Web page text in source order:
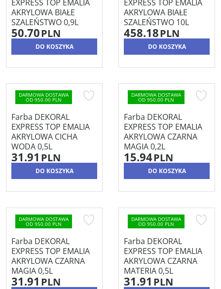
EXPRESS TOP EMALIA
AKRYLOWA BIAŁE
SZALEŃSTWO 0,9L
50.70PLN
DO KOSZYKA
EXPRESS TOP EMALIA
AKRYLOWA BIAŁE
SZALEŃSTWO 10L
458.18PLN
DO KOSZYKA
DARMOWA DOSTAWA
OD 950.00 PLN
Farba DEKORAL
EXPRESS TOP EMALIA
AKRYLOWA CICHA
WODA 0,5L
31.91 PLN
DO KOSZYKA
DARMOWA DOSTAWA
OD 950.00 PLN
Farba DEKORAL
EXPRESS TOP EMALIA
AKRYLOWA CZARNA
MAGIA 0,2L
15.94PLN
DO KOSZYKA
DARMOWA DOSTAWA
OD 950.00 PLN
Farba DEKORAL
EXPRESS TOP EMALIA
AKRYLOWA CZARNA
MAGIA 0,5L
31.91 PLN
DARMOWA DOSTAWA
OD 950.00 PLN
Farba DEKORAL
EXPRESS TOP EMALIA
AKRYLOWA CZARNA
MATERIA 0,5L
31.91 PLN